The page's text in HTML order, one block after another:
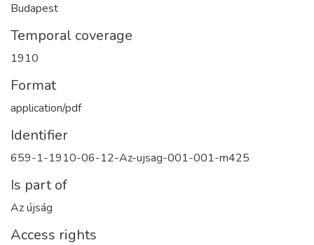
Budapest
Temporal coverage
1910
Format
application/pdf
Identifier
659-1-1910-06-12-Az-ujsag-001-001-m425
Is part of
Az újság
Access rights